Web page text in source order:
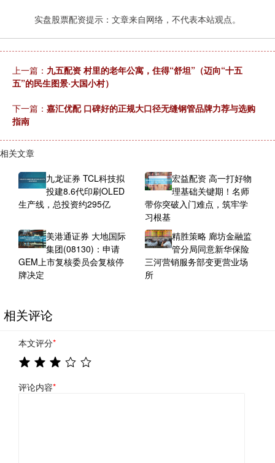
实盘股票配资提示：文章来自网络，不代表本站观点。
上一篇： 九五配资 村里的老年公寓，住得“舒坦”（迈向“十五
五”的民生图景·大国小村）
下一篇： 嘉汇优配 口碑好的正规大口径无缝钢管品牌力荐与选购
指南
相关文章
九龙证券 TCL科技拟
投建8.6代印刷OLED
生产线，总投资约295亿
宏益配资 高一打好物
理基础关键期！名师
带你突破入门难点，筑牢学
习根基
美港通证券 大地国际
集团(08130)：申请
GEM上市复核委员会复核停
牌决定
精胜策略 廊坊金融监
管分局同意新华保险
三河营销服务部变更营业场
所
相关评论
本文评分*
评论内容*